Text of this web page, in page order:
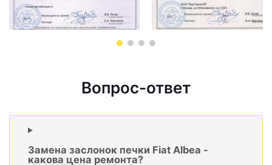
Вопрос-ответ
Замена заслонок печки Fiat Albea -
какова цена ремонта?